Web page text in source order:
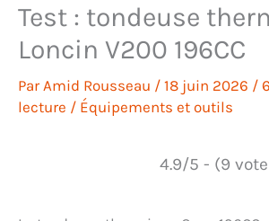
Test : tondeuse
Loncin V200 196CC
ParAmid Rousseau / 18 juin 2026 /
lecture / Équipements et outils
4.9/5 - (9